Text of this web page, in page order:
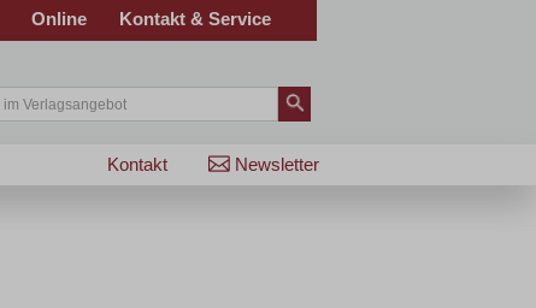
Online Kontakt & Service
Newsletter
Kontakt